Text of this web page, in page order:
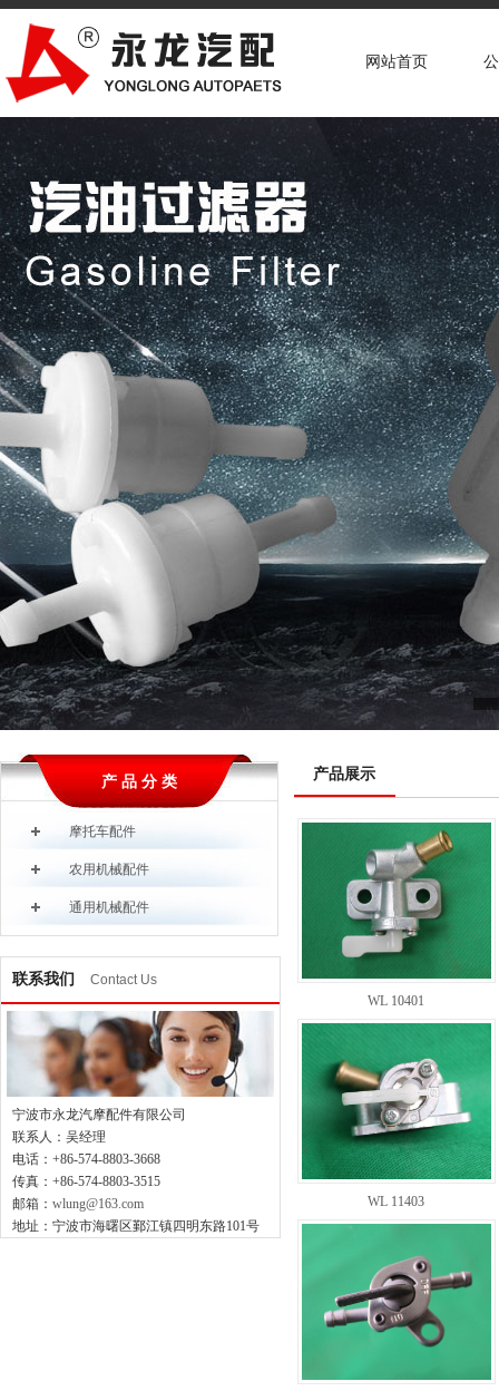
网站首页
产 品 分 类
摩托车配件
农用机械配件
通用机械配件
联系我们 Contact Us
宁波市永龙汽摩配件有限公司
联系人：吴经理
电话：+86-574-8803-3668
传真：+86-574-8803-3515
邮箱： wlung@163.com
地址：宁波市海曙区鄞江镇四明东路101号
产品展示
WL 10401
WL 11403